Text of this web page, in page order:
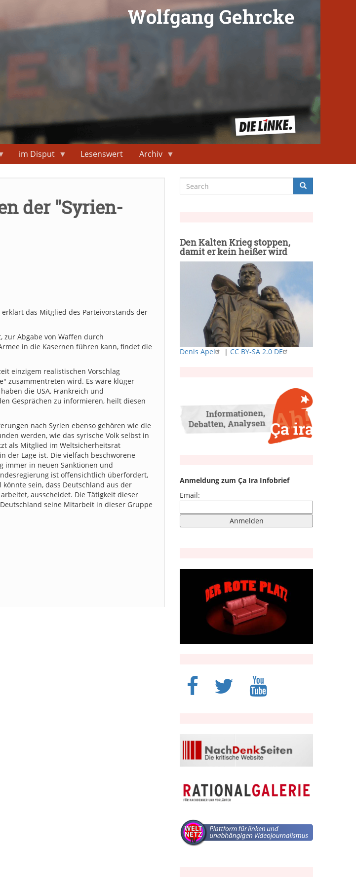
im Disput Lesenswert Archiv
der "Syrien-
das Mitglied des Parteivorstands der
zur Abgabe von Waffen durch
in die Kasernen führen kann, findet die
einzigem realistischen Vorschlag
zusammentreten wird. Es wäre klüger
die USA, Frankreich und
Gesprächen zu informieren, heilt diesen
nach Syrien ebenso gehören wie die
werden, wie das syrische Volk selbst in
als Mitglied im Weltsicherheitsrat
der Lage ist. Die vielfach beschworene
immer in neuen Sanktionen und
ist offensichtlich überfordert,
sein, dass Deutschland aus der
ausscheidet. Die Tätigkeit dieser
seine Mitarbeit in dieser Gruppe
Suche
Search Search
Den Kalten Krieg stoppen,
damit er kein heißer wird
Denis Apel | CC BY-SA 2.0 DE
Anmeldung zum Ça Ira Infobrief
Email: